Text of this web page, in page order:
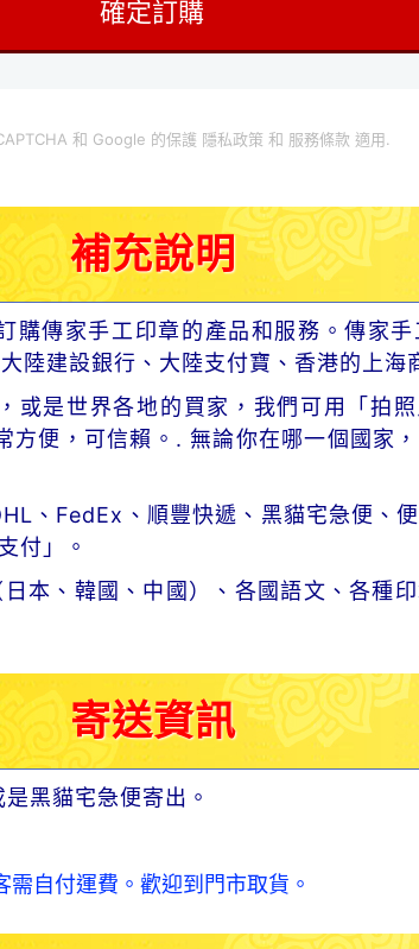
和 Google 的保護 隱私政策 和 服務條款 適用.
補充說明
購傳家手工印章的產品和服務。傳家
陸建設銀行、大陸支付寶、香港的上
或是世界各地的買家，我們可用「拍
方便，可信賴。. 無論你在哪一個國家
、FedEx、順豐快遞、黑貓宅急便、
付」。
本、韓國、中國）、各國語文、各種
寄送資訊
黑貓宅急便寄出。
自付運費。歡迎到門市取貨。